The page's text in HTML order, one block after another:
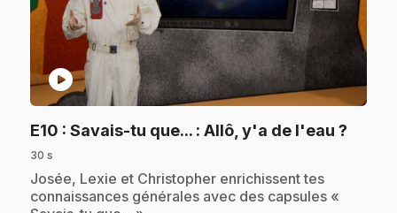
play_circle
E10 : Savais-tu que... : Allô, y'a de l'eau ?
30 s
.Josée, Lexie et Christopher enrichissent tes
connaissances générales avec des capsules «